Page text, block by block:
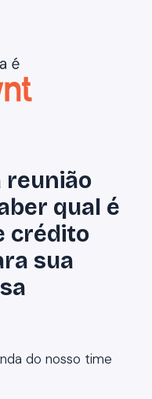
reunião
qual é
crédito
sua
do nosso time